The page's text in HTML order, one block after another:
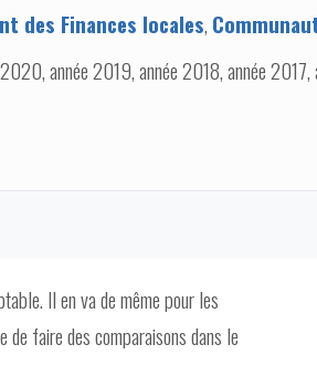
des Finances locales,
année 2019, année 2018, année 2017,
Il en va de même pour les
de faire des comparaisons dans le